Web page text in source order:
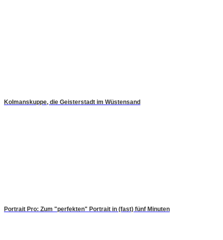
Kolmanskuppe, die Geisterstadt im Wüstensand
Portrait Pro: Zum "perfekten" Portrait in (fast) fünf Minuten